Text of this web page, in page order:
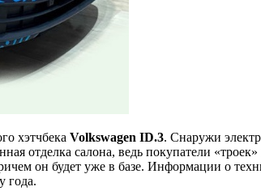
хэтчбека Volkswagen ID.3. Снаружи
отделка салона, ведь покупатели
он будет уже в базе. Информации о
года.